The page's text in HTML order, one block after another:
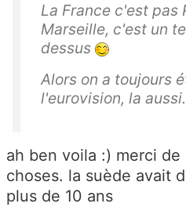
La France c'est pas
Marseille, c'est un
dessus
Alors on a toujours
l'eurovision, la aussi.
ah ben voila :) merci
choses. la suède avait
plus de 10 ans